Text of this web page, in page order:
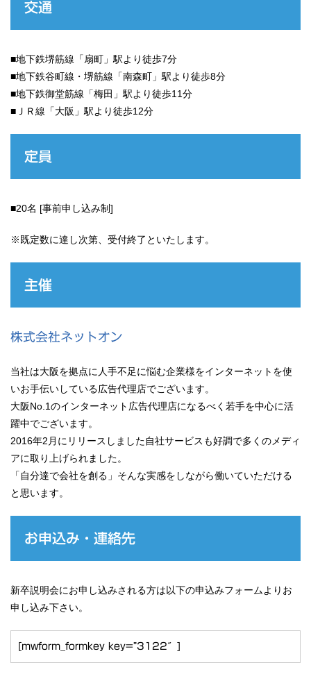
交通
■地下鉄堺筋線「扇町」駅より徒歩7分
■地下鉄谷町線・堺筋線「南森町」駅より徒歩8分
■地下鉄御堂筋線「梅田」駅より徒歩11分
■ＪＲ線「大阪」駅より徒歩12分
定員
■20名 [事前申し込み制]
※既定数に達し次第、受付終了といたします。
主催
株式会社ネットオン
当社は大阪を拠点に人手不足に悩む企業様をインターネットを使
いお手伝いしている広告代理店でございます。
大阪No.1のインターネット広告代理店になるべく若手を中心に活
躍中でございます。
2016年2月にリリースしました自社サービスも好調で多くのメディ
アに取り上げられました。
「自分達で会社を創る」そんな実感をしながら働いていただける
と思います。
お申込み・連絡先
新卒説明会にお申し込みされる方は以下の申込みフォームよりお
申し込み下さい。
[mwform_formkey key=”3122″]